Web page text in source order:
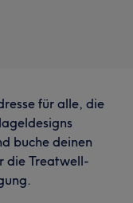
für alle, die
buche deinen
die Treatwell-